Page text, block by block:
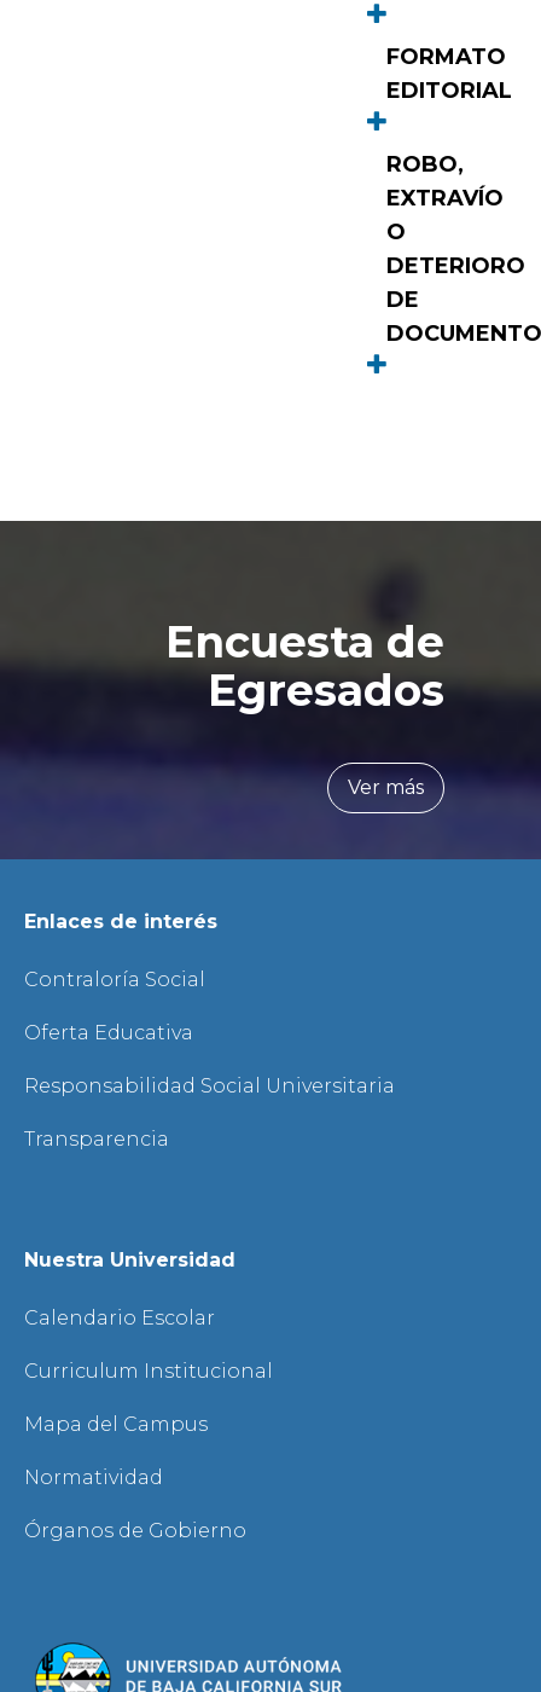
FORMATO
EDITORIAL
ROBO,
EXTRAVÍO
O
DETERIORO
DE
Encuesta de
Egresados
Ver más
Enlaces de interés
Contraloría Social
Oferta Educativa
Responsabilidad Social Universitaria
Transparencia
Nuestra Universidad
Calendario Escolar
Curriculum Institucional
Mapa del Campus
Normatividad
Órganos de Gobierno